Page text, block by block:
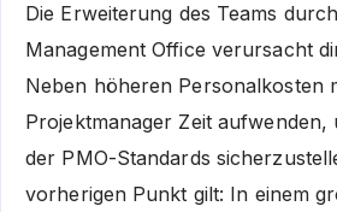
Die Erweiterung des Teams
Management Office verursacht
Neben höheren Personalkosten
Projektmanager Zeit aufwenden,
der PMO-Standards
vorherigen Punkt gilt: In einem